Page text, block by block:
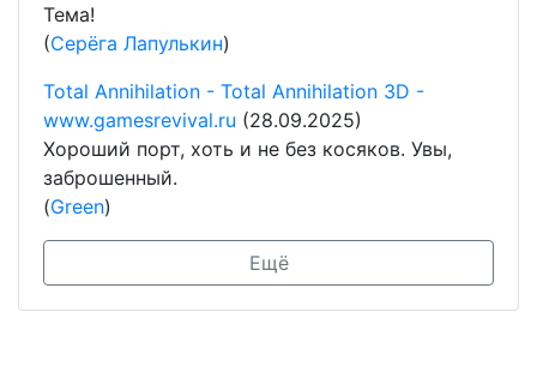
Тема!
(Серёга Лапулькин)
Total Annihilation - Total Annihilation 3D -
www.gamesrevival.ru (28.09.2025)
Хороший порт, хоть и не без косяков. Увы,
заброшенный.
(Green)
Ещё